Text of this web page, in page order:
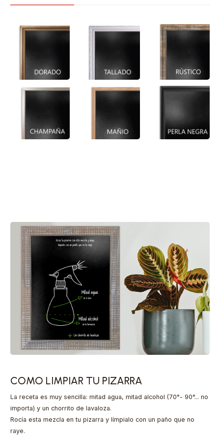
COMO LIMPIAR TU PIZARRA
La receta es muy sencilla: mitad agua, mitad alcohol (70°- 90°... no
importa) y un chorrito de lavaloza.
Rocía esta mezcla en tu pizarra y límpialo con un paño que no
raye.